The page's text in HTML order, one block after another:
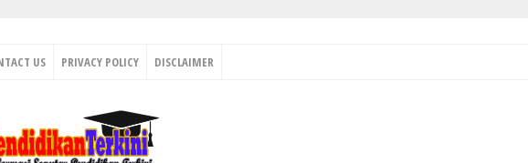
US PRIVACY POLICY DISCLAIMER